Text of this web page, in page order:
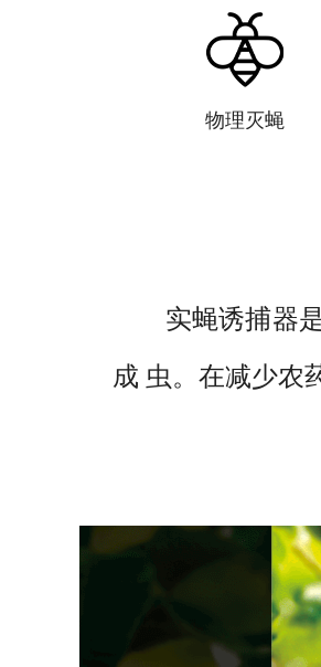
物理灭蝇
实蝇诱捕器
成 虫。在减少农